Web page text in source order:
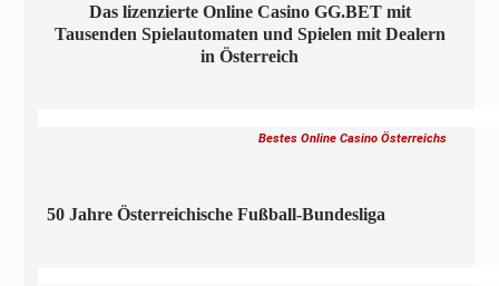
Das lizenzierte Online Casino GG.BET mit
Tausenden Spielautomaten und Spielen mit Dealern
in Österreich
Bestes Online Casino Österreichs
50 Jahre Österreichische Fußball-Bundesliga